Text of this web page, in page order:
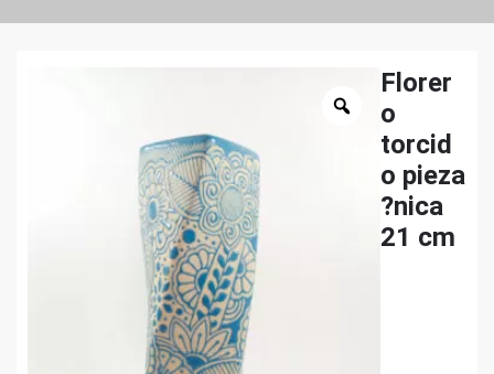
Florer
o
torcid
o pieza
?nica
21 cm